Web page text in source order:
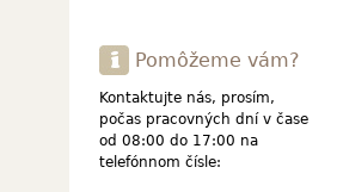
Pomôžeme vám?
Kontaktujte nás, prosím,
počas pracovných dní v čase
od 08:00 do 17:00 na
telefónnom čísle: